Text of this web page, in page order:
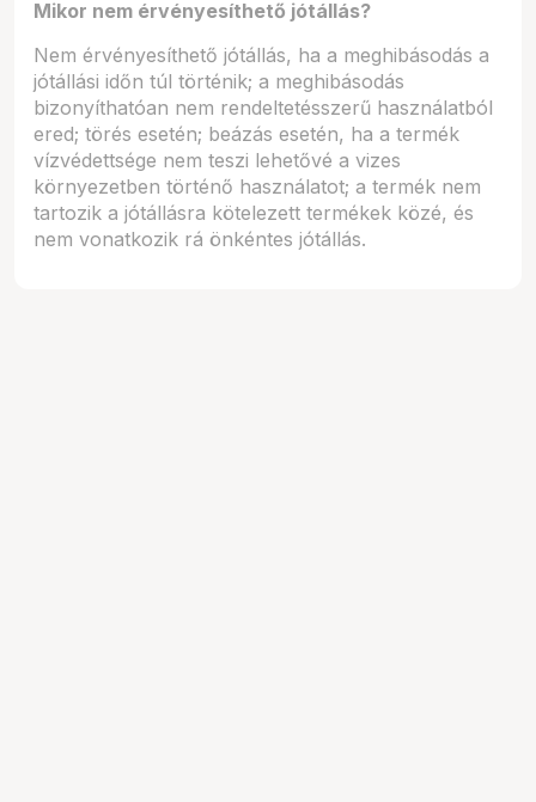
Mikor nem érvényesíthető jótállás?
Nem érvényesíthető jótállás, ha a meghibásodás a
jótállási időn túl történik; a meghibásodás
bizonyíthatóan nem rendeltetésszerű használatból
ered; törés esetén; beázás esetén, ha a termék
vízvédettsége nem teszi lehetővé a vizes
környezetben történő használatot; a termék nem
tartozik a jótállásra kötelezett termékek közé, és
nem vonatkozik rá önkéntes jótállás.